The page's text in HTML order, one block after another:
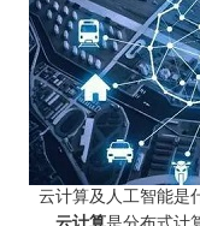
云计算及人工智能是